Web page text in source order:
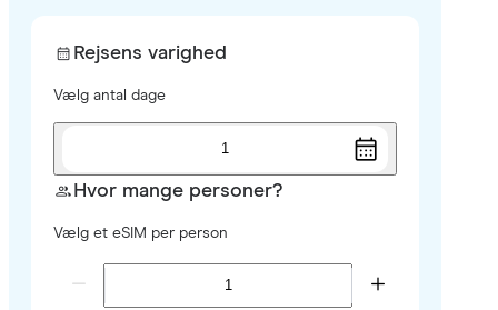
Rejsens varighed
Vælg antal dage
1
Hvor mange personer?
Vælg et eSIM per person